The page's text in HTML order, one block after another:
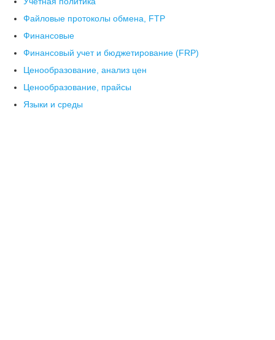
Файловые протоколы обмена, FTP
Финансовые
Финансовый учет и бюджетирование (FRP)
Ценообразование, анализ цен
Ценообразование, прайсы
Языки и среды